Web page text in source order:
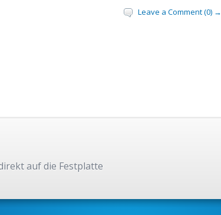
Leave a Comment (0) →
auf die Festplatte